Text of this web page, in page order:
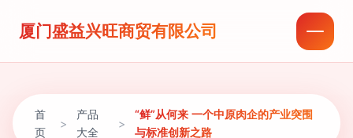
厦门盛益兴旺商贸有限公司
首
页
>
产品
大全
>
“鲜”从何来 一个中原肉企的产业突围
与标准创新之路